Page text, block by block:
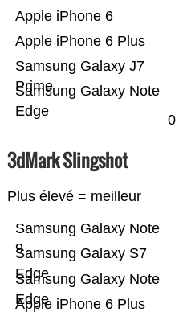
Samsung Galaxy Note
Edge
Samsung Galaxy J7
Prime
Apple iPhone 6 Plus
Apple iPhone 6
0
3dMark Slingshot
Plus élevé = meilleur
Apple iPhone 6 Plus
Samsung Galaxy Note
Edge
Samsung Galaxy S7
Edge
Samsung Galaxy Note
9